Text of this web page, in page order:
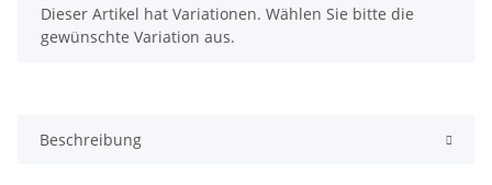
x
Dieser Artikel hat Variationen. Wählen Sie bitte die
gewünschte Variation aus.
Beschreibung